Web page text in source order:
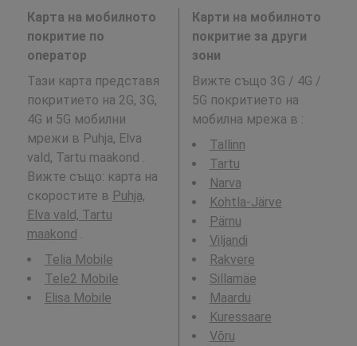
Карта на мобилното
покритие по
оператор
Тази карта представя
покритието на 2G, 3G,
4G и 5G мобилни
мрежи в Puhja, Elva
vald, Tartu maakond .
Вижте също: карта на
скоростите в Puhja,
Elva vald, Tartu
maakond .
Telia Mobile
Tele2 Mobile
Elisa Mobile
Карти на мобилното
покритие за други
зони
Вижте също 3G / 4G /
5G покритието на
мобилна мрежа в :
Tallinn
Tartu
Narva
Kohtla-Järve
Pärnu
Viljandi
Rakvere
Sillamäe
Maardu
Kuressaare
Võru